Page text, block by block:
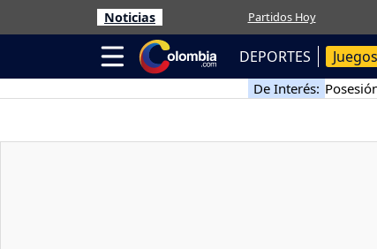
Noticias Partidos Hoy
DEPORTES
De Interés: